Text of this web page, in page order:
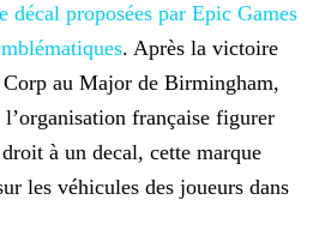
décal proposées par Epic Games
. Après la victoire
au Major de Birmingham,
française figurer
à un decal, cette marque
les véhicules des joueurs dans